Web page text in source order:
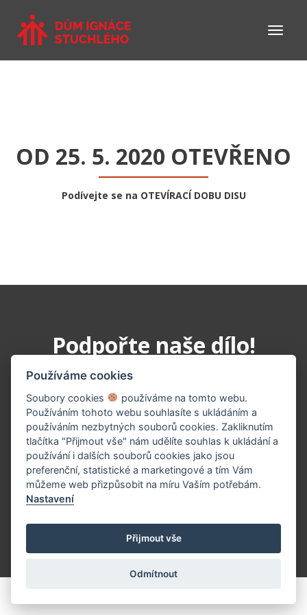
OD 25. 5. 2020 OTEVŘENO
Podívejte se na OTEVÍRACÍ DOBU DISU
Podpořte naše dílo!
PŘISPĚT TEĎ
(c) 2026 UniWIRE Solution, s.r.o. |
Používáme cookies
Soubory cookies
používáme na tomto webu.
Používáním tohoto webu souhlasíte s ukládáním a
používáním nezbytných souborů cookies. Zakliknutím
tlačítka "Přijmout vše" nám udělíte souhlas k ukládání a
používání i dalších souborů cookies jako jsou
preferenční, statistické a marketingové a tím Vám
můžeme web přizpůsobit na míru Vaším potřebám.
Nastavení
Přijmout vše
Odmítnout